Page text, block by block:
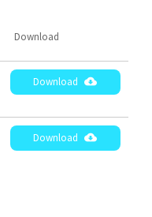
Download
Download
Download